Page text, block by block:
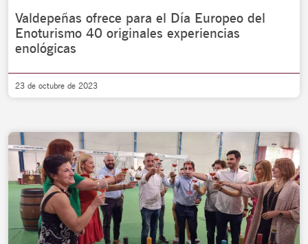
Valdepeñas ofrece para el Día Europeo del
Enoturismo 40 originales experiencias
enológicas
23 de octubre de 2023